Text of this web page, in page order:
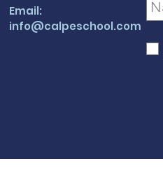
Email:
info@calpeschool.com